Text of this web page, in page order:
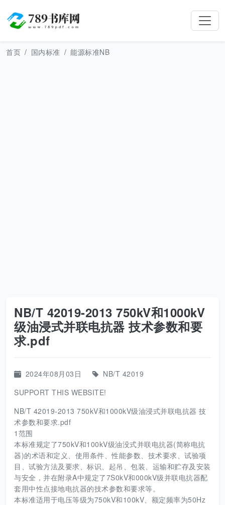
首页 国内标准 能源标准NB
NB/T 42019-2013 750kV和1000kV
级油浸式并联电抗器 技术参数和要
求.pdf
2024年08月03日
NB/T 42019
SUPPORT THIS WEBSITE!
NB/T 42019-2013 750kV和1000kV级油浸式并联电抗器 技
术参数和要求.pdf
1范围
本标准规定了750kV和100kV级油没式并联电抗器(简称电抗
器)的术语和定义、使用条件、性能参数、技术要求、试验项
目、试验方法及要求、标识、起吊、包装、运输和贮存及安装
与安全，并在附录A中规定了7S0kV和000kV级并联电抗器配
套用中性点接地电抗器的技术参数和要求等。
本标准适用于电压等级为750kV和100kV、额定频率为50Hz